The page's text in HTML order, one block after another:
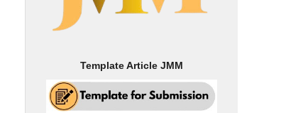
Template Article JMM